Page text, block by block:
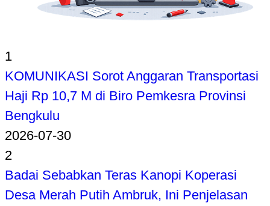
1
KOMUNIKASI Sorot Anggaran Transportasi
Haji Rp 10,7 M di Biro Pemkesra Provinsi
Bengkulu
2026-07-30
2
Badai Sebabkan Teras Kanopi Koperasi
Desa Merah Putih Ambruk, Ini Penjelasan